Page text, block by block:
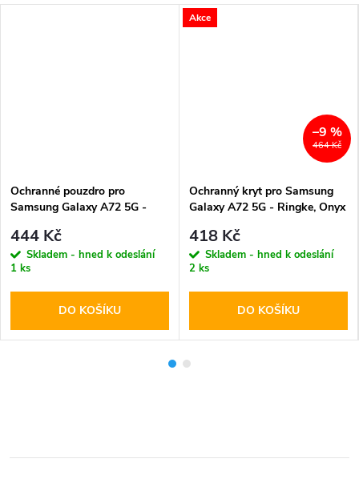
Ochranné pouzdro pro
Samsung Galaxy A72 5G -
444 Kč
Skladem - hned k odeslání
1 ks
DO KOŠÍKU
Akce
464 Kč
–9 %
Ochranný kryt pro Samsung
Galaxy A72 5G - Ringke, Onyx
418 Kč
Skladem - hned k odeslání
2 ks
DO KOŠÍKU